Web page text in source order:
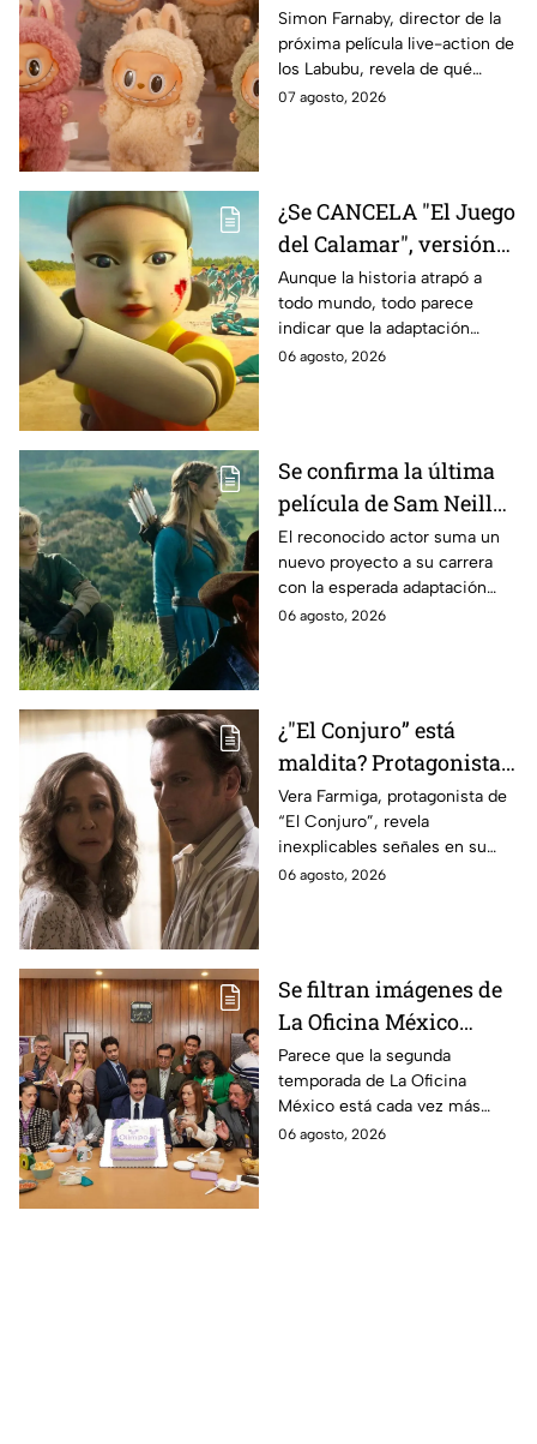
Labubu: de qué tratará
y cuándo se estrena
Simon Farnaby, director de la
próxima película live-action de
los Labubu, revela de qué
tratará la cinta. Aquí te
07 agosto, 2026
¿Se CANCELA "El Juego
del Calamar", versión
Estados Unidos? Esto
es lo que se sabe al
momento
Aunque la historia atrapó a
todo mundo, todo parece
indicar que la adaptación
podría ser cancelada:
06 agosto, 2026
Se confirma la última
película de Sam Neill
antes de morir: esto es
lo que se sabe hasta
ahora
El reconocido actor suma un
nuevo proyecto a su carrera
con la esperada adaptación
cinematográfica del popular
06 agosto, 2026
¿"El Conjuro” está
maldita? Protagonista
revela INQUIETANTES
señales en su cuerpo
durante la grabación de
la película
Vera Farmiga, protagonista de
“El Conjuro”, revela
inexplicables señales en su
cuerpo durante el rodaje de la
06 agosto, 2026
Se filtran imágenes de
La Oficina México
temporada 2 y un
detalle desata teorías
entre los fans
Parece que la segunda
temporada de La Oficina
México está cada vez más
cerca, pues el elenco ya se
06 agosto, 2026